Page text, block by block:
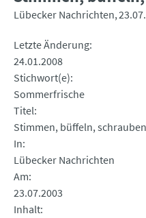
Lübecker Nachrichten
Letzte Änderung
24.01.2008
Stichwort(e)
Sommerfrische
Titel
Stimmen, büffeln, schrauben
In
Lübecker Nachrichten
Am
23.07.2003
Inhalt